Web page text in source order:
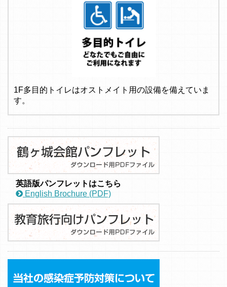
1F多目的トイレはオストメイト用の設備を備えていま
す。
英語版パンフレットはこちら
English Brochure (PDF)